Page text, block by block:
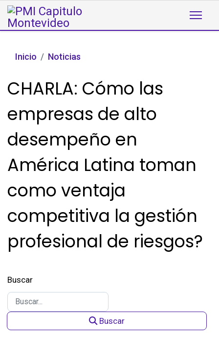
Inicio Noticias
CHARLA: Cómo las
empresas de alto
desempeño en
América Latina toman
como ventaja
competitiva la gestión
profesional de riesgos?
Buscar
Buscar